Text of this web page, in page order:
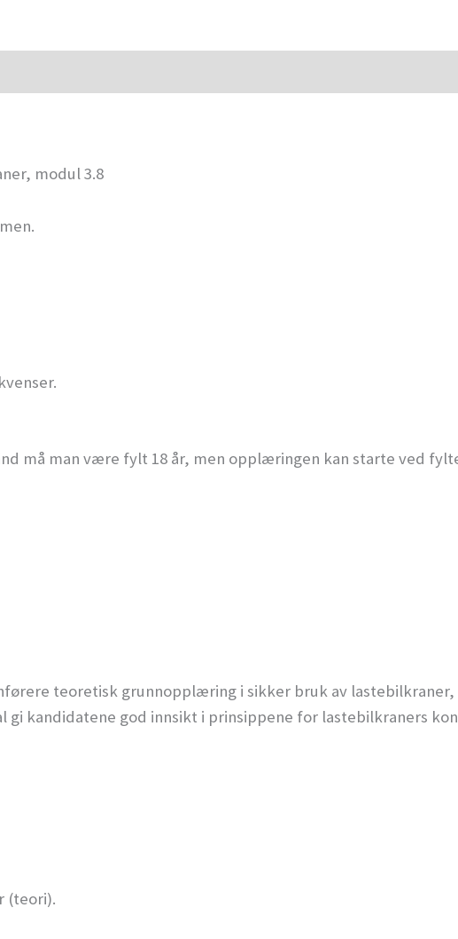
modul 3.8
må man være fylt 18 år, men opplæringen kan starte ved
teoretisk grunnopplæring i sikker bruk av
gi kandidatene god innsikt i prinsippene for lastebilkraners
(teori).